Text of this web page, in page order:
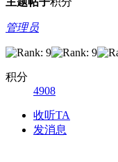
管理员
积分
4908
收听TA
发消息